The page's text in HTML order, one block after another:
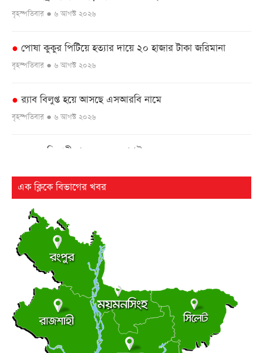
বৃহস্পতিবার ● ৬ আগস্ট ২০২৬
● পোষা কুকুর পিটিয়ে হত্যার দায়ে ২০ হাজার টাকা জরিমানা
বৃহস্পতিবার ● ৬ আগস্ট ২০২৬
● র‌্যাব বিলুপ্ত হয়ে আসছে এসআরবি নামে
বৃহস্পতিবার ● ৬ আগস্ট ২০২৬
এসএসসি পরীক্ষার ফল ১০ আগস্ট
২৫ বছর পর ফের আলোচনায় কারিনা-বিপাশার চড়-কাণ্ড
বৃহস্পতিবার ● ৬ আগস্ট ২০২৬
●লংমার্চ ও মহাসমাবেশের ঘোষণা জামায়াত নেতৃত্বাধীন ১১ দলের
বৃহস্পতিবার ● ৬ আগস্ট ২০২৬
● ছাত্র রাজনীতি আধিপত্যের লড়াইয়ে ছাত্রদল-শিবির
বৃহস্পতিবার ● ৬ আগস্ট ২০২৬
এক ক্লিকে বিভাগের খবর